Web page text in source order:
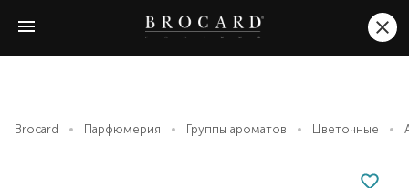
Brocard Парфюмерия Группы ароматов Цветочные